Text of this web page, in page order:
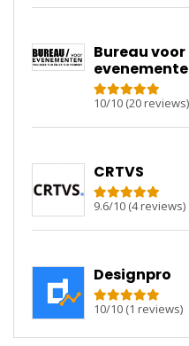
Bureau voor
10/10 (20reviews)
CRTVS
9.6/10 (4reviews)
Designpro
10/10 (1 reviews)